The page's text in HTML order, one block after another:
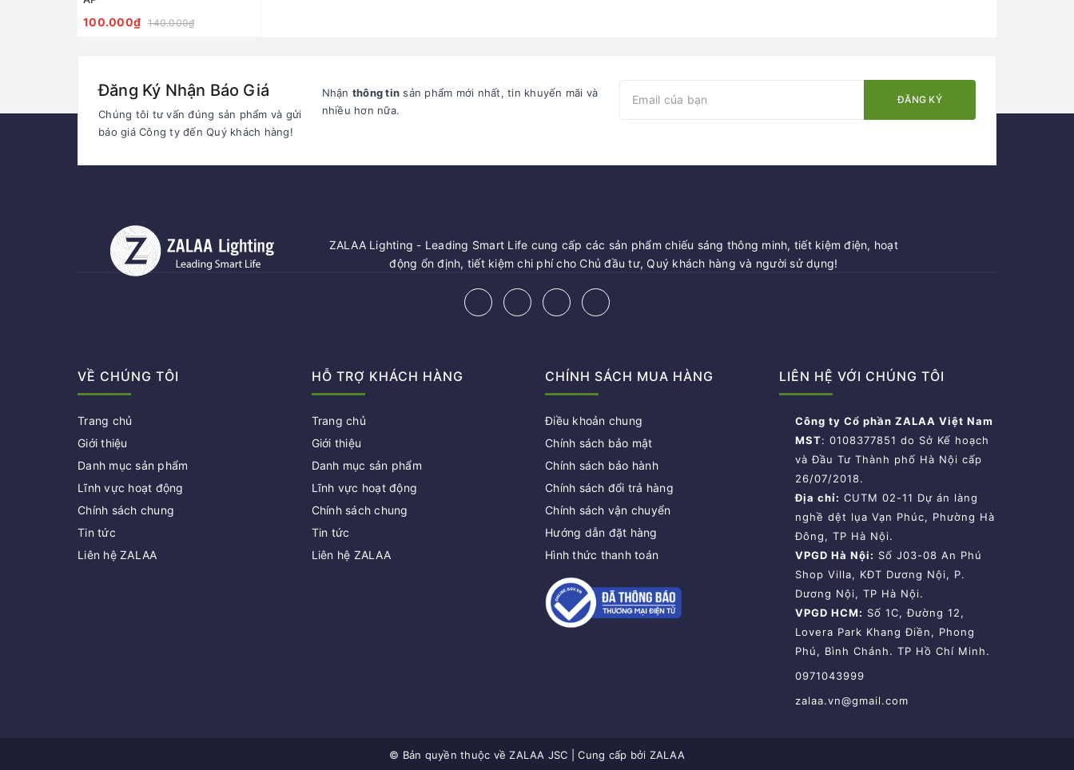
100.000₫ 140.000₫
Đăng Ký Nhận Báo Giá
Chúng tôi tư vấn đúng sản phẩm và gửi
báo giá Công ty đến Quý khách hàng!
Nhận thông tin sản phẩm mới nhất, tin khuyến mãi và
nhiều hơn nữa.
ĐĂNG KÝ
ZALAA Lighting - Leading Smart Life cung cấp các sản phẩm chiếu sáng thông minh, tiết kiệm điện, hoạt
động ổn định, tiết kiệm chi phí cho Chủ đầu tư, Quý khách hàng và người sử dụng!
VỀ CHÚNG TÔI
Trang chủ
Giới thiệu
Danh mục sản phẩm
Lĩnh vực hoạt động
Chính sách chung
Tin tức
Liên hệ ZALAA
HỖ TRỢ KHÁCH HÀNG
Trang chủ
Giới thiệu
Danh mục sản phẩm
Lĩnh vực hoạt động
Chính sách chung
Tin tức
Liên hệ ZALAA
CHÍNH SÁCH MUA HÀNG
Điều khoản chung
Chính sách bảo mật
Chính sách bảo hành
Chính sách đổi trả hàng
Chính sách vận chuyển
Hướng dẫn đặt hàng
Hình thức thanh toán
LIÊN HỆ VỚI CHÚNG TÔI
Công ty Cổ phần ZALAA Việt Nam
MST: 0108377851 do Sở Kế hoạch
và Đầu Tư Thành phố Hà Nội cấp
26/07/2018.
Địa chỉ: CUTM 02-11 Dự án làng
nghề dệt lụa Vạn Phúc, Phường Hà
Đông, TP Hà Nội.
VPGD Hà Nội: Số J03-08 An Phú
Shop Villa, KĐT Dương Nội, P.
Dương Nội, TP Hà Nội.
VPGD HCM: Số 1C, Đường 12,
Lovera Park Khang Điền, Phong
Phú, Bình Chánh. TP Hồ Chí Minh.
0971043999
zalaa.vn@gmail.com
© Bản quyền thuộc vềZALAA JSC Cung cấp bởi ZALAA